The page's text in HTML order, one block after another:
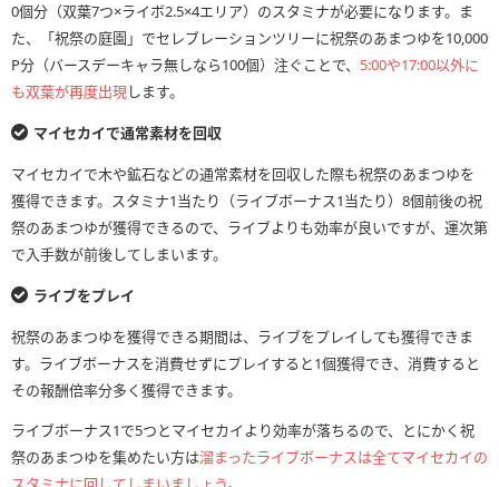
0個分（双葉7つ×ライボ2.5×4エリア）のスタミナが必要になります。ま
た、「祝祭の庭園」でセレブレーションツリーに祝祭のあまつゆを10,000
P分（バースデーキャラ無しなら100個）注ぐことで、 5:00や17:00以外に
も双葉が再度出現します。
マイセカイで通常素材を回収
マイセカイで木や鉱石などの通常素材を回収した際も祝祭のあまつゆを
獲得できます。スタミナ1当たり（ライブボーナス1当たり）8個前後の祝
祭のあまつゆが獲得できるので、ライブよりも効率が良いですが、運次第
で入手数が前後してしまいます。
ライブをプレイ
祝祭のあまつゆを獲得できる期間は、ライブをプレイしても獲得できま
す。ライブボーナスを消費せずにプレイすると1個獲得でき、消費すると
その報酬倍率分多く獲得できます。
ライブボーナス1で5つとマイセカイより効率が落ちるので、とにかく祝
祭のあまつゆを集めたい方は溜まったライブボーナスは全てマイセカイの